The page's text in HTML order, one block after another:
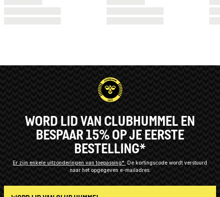
WORD LID VAN CLUBHUMMEL EN
BESPAAR 15% OP JE EERSTE
BESTELLING*
Er zijn enkele uitzonderingen van toepassing* De kortingscode wordt verstuurd
naar het opgegeven e-mailadres.